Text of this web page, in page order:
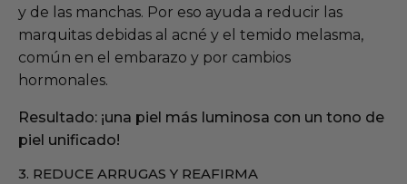
y de las manchas. Por eso ayuda a reducir las
marquitas debidas al acné y el temido melasma,
común en el embarazo y por cambios
hormonales.
Resultado: ¡una piel más luminosa con un tono de
piel unificado!
3. REDUCE ARRUGAS Y REAFIRMA